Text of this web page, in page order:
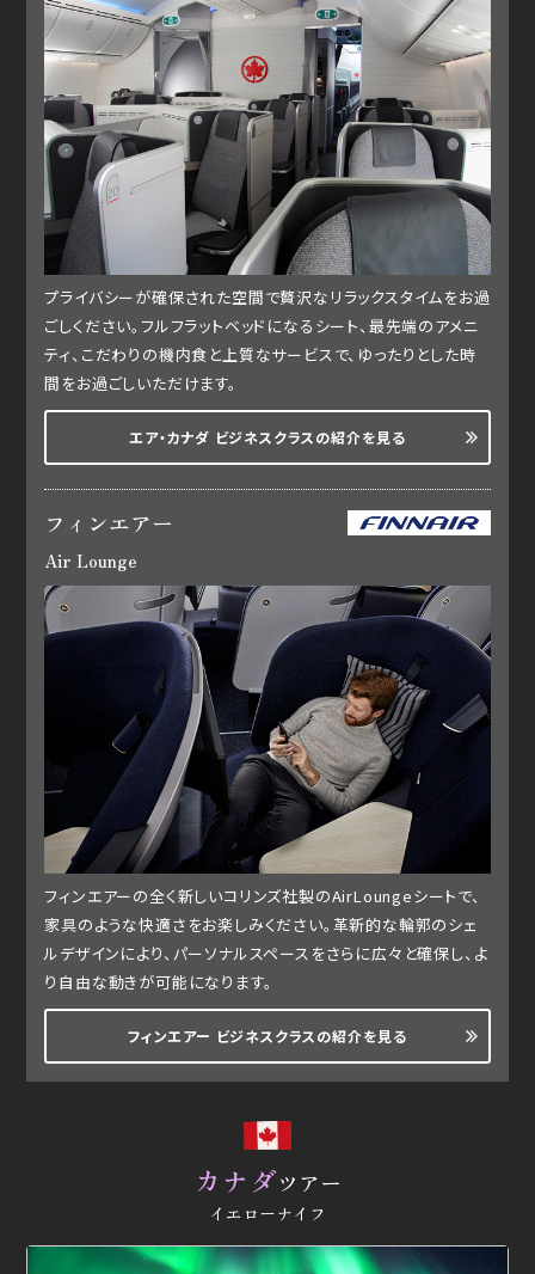
プライバシーが確保された空間で贅沢なリラックスタイムをお過
ごしください。フルフラットベッドになるシート、最先端のアメニ
ティ、こだわりの機内食と上質なサービスで、ゆったりとした時
間をお過ごしいただけます。
エア・カナダ ビジネスクラスの紹介を見る
フィンエアー
Air Lounge
フィンエアーの全く新しいコリンズ社製のAirLoungeシートで、
家具のような快適さをお楽しみください。革新的な輪郭のシェ
ルデザインにより、パーソナルスペースをさらに広々と確保し、よ
り自由な動きが可能になります。
フィンエアー ビジネスクラスの紹介を見る
カナダツアー
イエローナイフ